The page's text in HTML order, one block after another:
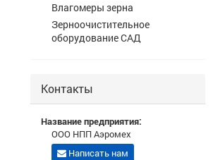
Влагомеры зерна
Зерноочистительное
оборудование САД
Контакты
Название предприятия:
ООО НПП Аэромех
Написать нам